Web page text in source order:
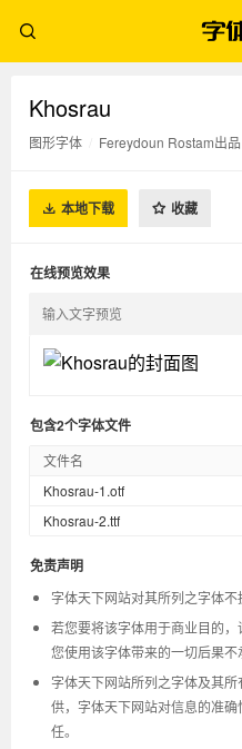
Khosrau
图形字体 Fereydoun Rostam出品
本地下载 收藏
在线预览效果
包含2个字体文件
文件名
Khosrau-1.otf
Khosrau-2.ttf
免责声明
字体天下网站对其所列之字体不
若您要将该字体用于商业目的
您使用该字体带来的一切后果不
字体天下网站所列之字体及其
供，字体天下网站对信息的准
任。